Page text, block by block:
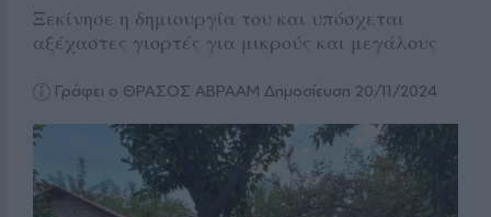
Ξεκίνησε η δημιουργία του και υπόσχεται
αξέχαστες γιορτές για μικρούς και μεγάλους
Γράφει ο ΘΡΑΣΟΣ ΑΒΡΑΑΜ Δημοσίευση 20/11/2024